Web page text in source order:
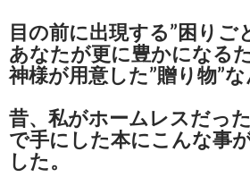
目の前に出現する”困りご
あなたが更に豊かになるた
神様が用意した”贈り物”な
昔、私がホームレスだっ
で手にした本にこんな事
した。